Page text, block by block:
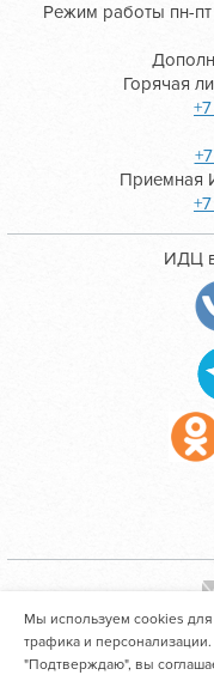
Режим работы пн-
Горячая
Приемная
ИДЦ в
Все персональные
Мы используем cookies для
трафика и
"Подтверждаю", вы